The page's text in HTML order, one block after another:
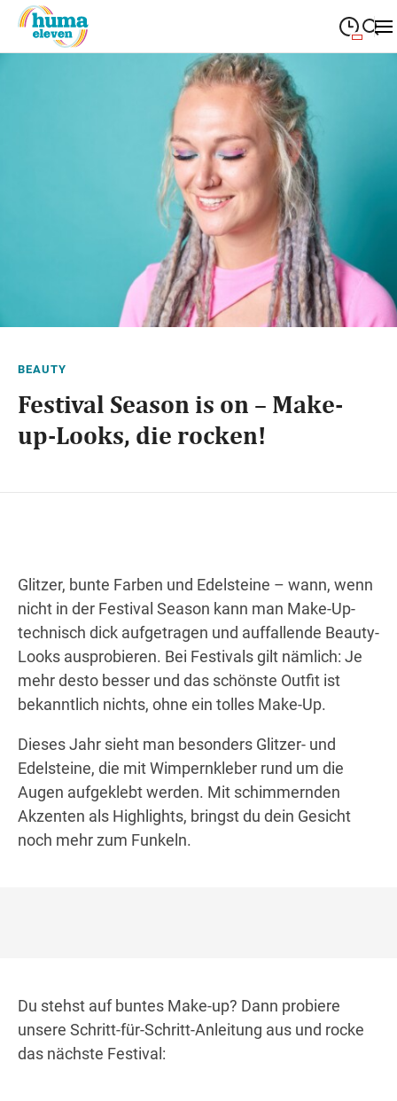
Suche schließen
09:00
09:00
09:00
09:00—19:00
09:00—
BEAUTY
Festival Season is on – Make-
up-Looks, die rocken!
Glitzer, bunte Farben und Edelsteine – wann, wenn
nicht in der Festival Season kann man Make-Up-
technisch dick aufgetragen und auffallende Beauty-
Looks ausprobieren. Bei Festivals gilt nämlich: Je
mehr desto besser und das schönste Outfit ist
bekanntlich nichts, ohne ein tolles Make-Up.
Dieses Jahr sieht man besonders Glitzer- und
Edelsteine, die mit Wimpernkleber rund um die
Augen aufgeklebt werden. Mit schimmernden
Akzenten als Highlights, bringst du dein Gesicht
noch mehr zum Funkeln.
Du stehst auf buntes Make-up? Dann probiere
unsere Schritt-für-Schritt-Anleitung aus und rocke
das nächste Festival: